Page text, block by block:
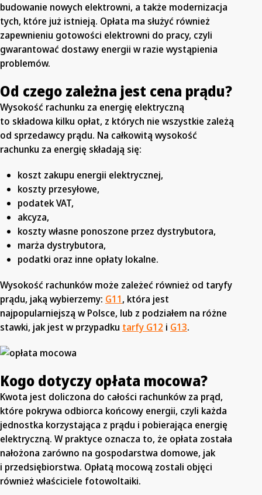
budowanie nowych elektrowni, a także modernizacja
tych, które już istnieją. Opłata ma służyć również
zapewnieniu gotowości elektrowni do pracy, czyli
gwarantować dostawy energii w razie wystąpienia
problemów.
Od czego zależna jest cena prądu?
Wysokość rachunku za energię elektryczną
to składowa kilku opłat, z których nie wszystkie zależą
od sprzedawcy prądu. Na całkowitą wysokość
rachunku za energię składają się:
koszt zakupu energii elektrycznej,
koszty przesyłowe,
podatek VAT,
akcyza,
koszty własne ponoszone przez dystrybutora,
marża dystrybutora,
podatki oraz inne opłaty lokalne.
Wysokość rachunków może zależeć również od taryfy
prądu, jaką wybierzemy: G11, która jest
najpopularniejszą w Polsce, lub z podziałem na różne
stawki, jak jest w przypadku tarfy G12 i G13.
Kogo dotyczy opłata mocowa?
Kwota jest doliczona do całości rachunków za prąd,
które pokrywa odbiorca końcowy energii, czyli każda
jednostka korzystająca z prądu i pobierająca energię
elektryczną. W praktyce oznacza to, że opłata została
nałożona zarówno na gospodarstwa domowe, jak
i przedsiębiorstwa. Opłatą mocową zostali objęci
również właściciele fotowoltaiki.